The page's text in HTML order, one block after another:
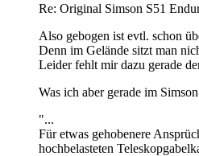
Re: Original Simson S51
Also gebogen ist evtl. schon
Denn im Gelände sitzt man
Leider fehlt mir dazu gerade
Was ich aber gerade im
"...
Für etwas gehobenere
hochbelasteten